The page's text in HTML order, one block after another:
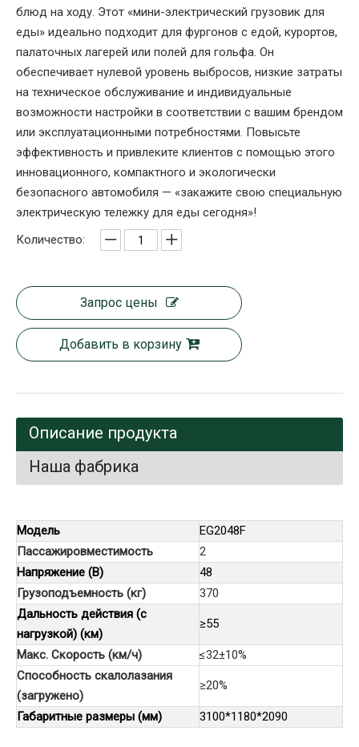
блюд на ходу. Этот «мини-электрический грузовик для
еды» идеально подходит для фургонов с едой, курортов,
палаточных лагерей или полей для гольфа. Он
обеспечивает нулевой уровень выбросов, низкие затраты
на техническое обслуживание и индивидуальные
возможности настройки в соответствии с вашим брендом
или эксплуатационными потребностями. Повысьте
эффективность и привлеките клиентов с помощью этого
инновационного, компактного и экологически
безопасного автомобиля — «закажите свою специальную
электрическую тележку для еды сегодня»!
Количество:
Запрос цены
Добавить в корзину
Описание продукта
Наша фабрика
Модель
EG2048F
Пассажировместимость
2
Напряжение (В)
48
Грузоподъемность (кг)
370
Дальность действия (с
нагрузкой) (км)
≥55
Макс. Скорость (км/ч)
≤32±10%
Способность скалолазания
(загружено)
≥20%
Габаритные размеры (мм) 3100*1180*2090